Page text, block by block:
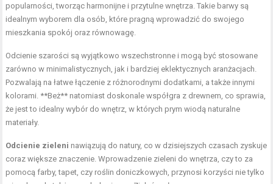
popularności, tworząc harmonijne i przytulne wnętrza. Takie barwy są
idealnym wyborem dla osób, które pragną wprowadzić do swojego
mieszkania spokój oraz równowagę.
Odcienie szarości są wyjątkowo wszechstronne i mogą być stosowane
zarówno w minimalistycznych, jak i bardziej eklektycznych aranżacjach.
Pozwalają na łatwe łączenie z różnorodnymi dodatkami, a także innymi
kolorami. **Beż** natomiast doskonale współgra z drewnem, co sprawia,
że jest to idealny wybór do wnętrz, w których prym wiodą naturalne
materiały.
Odcienie zieleni nawiązują do natury, co w dzisiejszych czasach zyskuje
coraz większe znaczenie. Wprowadzenie zieleni do wnętrza, czy to za
pomocą farby, tapet, czy roślin doniczkowych, przynosi korzyści nie tylko